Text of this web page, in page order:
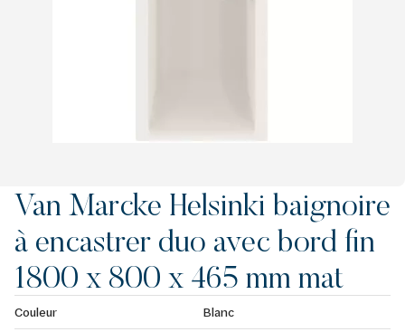
Van Marcke Helsinki baignoire
à encastrer duo avec bord fin
1800 x 800 x 465 mm mat
Couleur
Blanc